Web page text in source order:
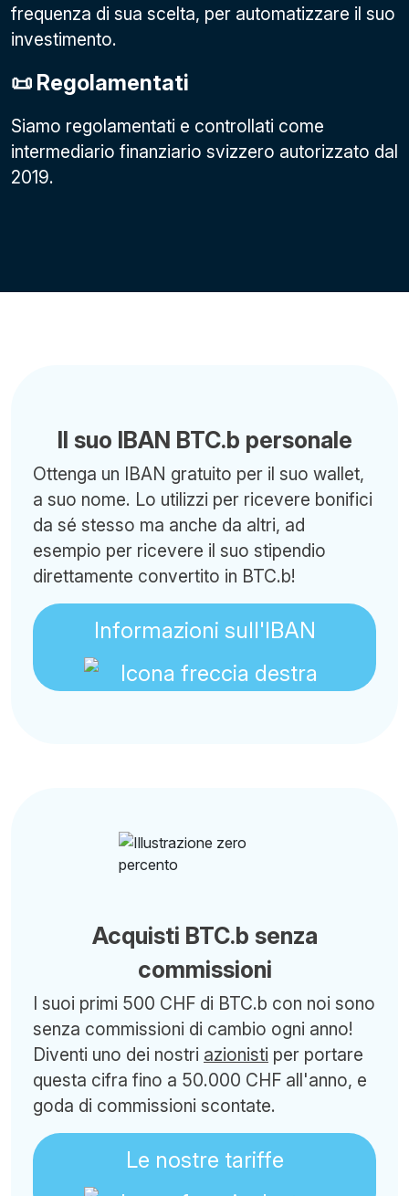
frequenza di sua scelta, per automatizzare il suo
investimento.
📜 Regolamentati
Siamo regolamentati e controllati come
intermediario finanziario svizzero autorizzato dal
2019.
Il suo IBAN BTC.b personale
Ottenga un IBAN gratuito per il suo wallet,
a suo nome. Lo utilizzi per ricevere bonifici
da sé stesso ma anche da altri, ad
esempio per ricevere il suo stipendio
direttamente convertito in BTC.b!
Informazioni sull'IBAN
Acquisti BTC.b senza
commissioni
I suoi primi 500 CHF di BTC.b con noi sono
senza commissioni di cambio ogni anno!
Diventi uno dei nostri azionisti per portare
questa cifra fino a 50.000 CHF all'anno, e
goda di commissioni scontate.
Le nostre tariffe